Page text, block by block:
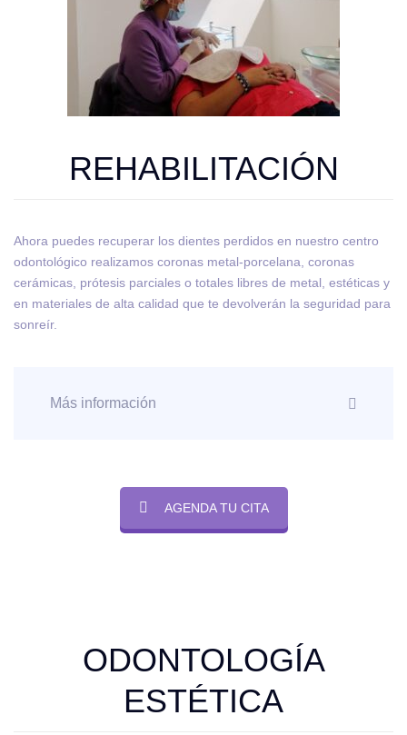
REHABILITACIÓN
Ahora puedes recuperar los dientes perdidos en nuestro centro
odontológico realizamos coronas metal-porcelana, coronas
cerámicas, prótesis parciales o totales libres de metal, estéticas y
en materiales de alta calidad que te devolverán la seguridad para
sonreír.
Más información
AGENDA TU CITA
ODONTOLOGÍA
ESTÉTICA